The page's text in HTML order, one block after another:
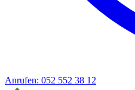
Anrufen: 052 552 38 12